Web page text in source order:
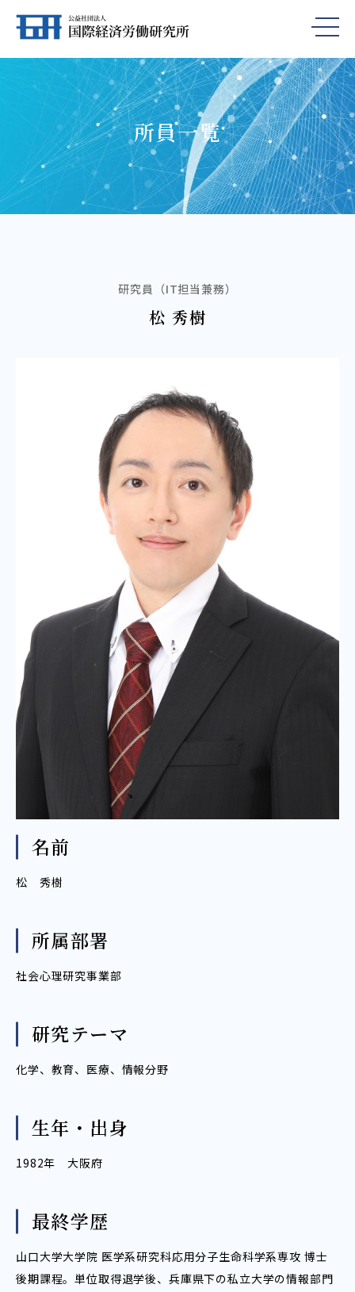
所員一覧
研究員（IT担当兼務）
松 秀樹
名前
松 秀樹
所属部署
社会心理研究事業部
研究テーマ
化学、教育、医療、情報分野
生年・出身
1982年 大阪府
最終学歴
山口大学大学院 医学系研究科応用分子生命科学系専攻 博士
後期課程。単位取得退学後、兵庫県下の私立大学の情報部門